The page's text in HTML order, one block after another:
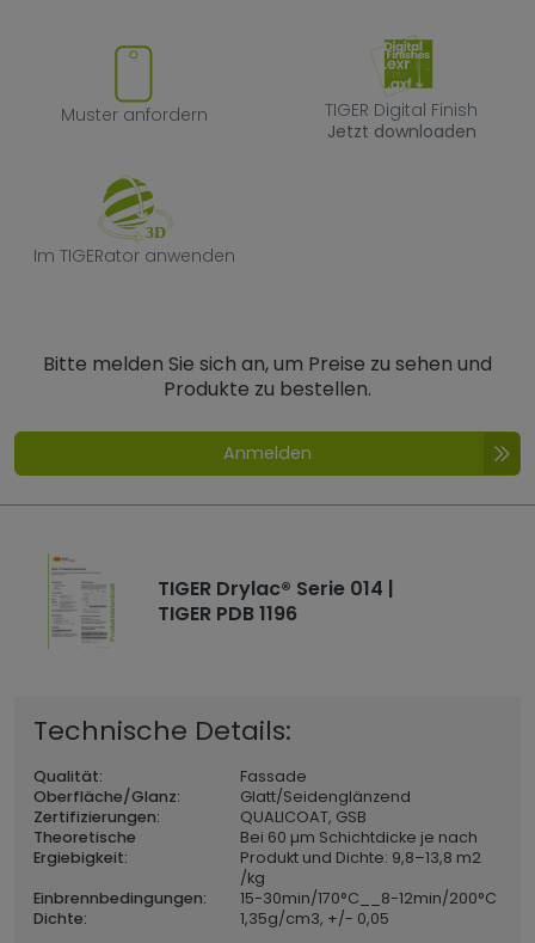
Muster anfordern
Muster anfordern
TIGER Digital
TIGER Digital Finish
Jetzt downloaden
Im TIGERator anwenden
Im TIGERator anwenden
Bitte melden Sie sich an, um Preise zu sehen und
Produkte zu bestellen.
Anmelden
TIGER Drylac® Serie 014 |
TIGER PDB 1196
Technische Details:
Qualität:
Fassade
Oberfläche/Glanz:
Glatt/Seidenglänzend
Zertifizierungen:
QUALICOAT, GSB
Theoretische
Ergiebigkeit:
Bei 60 µm Schichtdicke je nach
Produkt und Dichte: 9,8–13,8 m2
/kg
Einbrennbedingungen:
15-30min/170°C__8-12min/200°C
Dichte:
1,35g/cm3, +/- 0,05